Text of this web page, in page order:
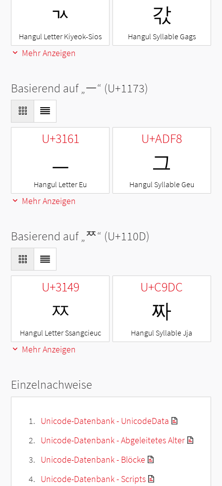
ㄳ
Hangul Letter Kiyeok-Sios
갃
Hangul Syllable Gags
Mehr Anzeigen
Basierend auf „ᅳ“ (U+1173)
U+3161
ㅡ
Hangul Letter Eu
U+ADF8
그
Hangul Syllable Geu
Mehr Anzeigen
Basierend auf „ᄍ“ (U+110D)
U+3149
ㅉ
Hangul Letter Ssangcieuc
U+C9DC
짜
Hangul Syllable Jja
Mehr Anzeigen
Einzelnachweise
Unicode-Datenbank - UnicodeData
Unicode-Datenbank - Abgeleitetes Alter
Unicode-Datenbank - Blöcke
Unicode-Datenbank - Scripts